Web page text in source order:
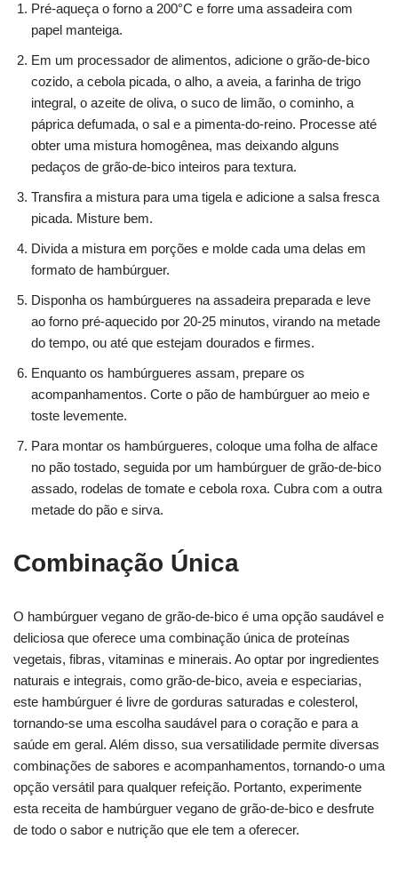
Pré-aqueça o forno a 200°C e forre uma assadeira com
papel manteiga.
Em um processador de alimentos, adicione o grão-de-bico
cozido, a cebola picada, o alho, a aveia, a farinha de trigo
integral, o azeite de oliva, o suco de limão, o cominho, a
páprica defumada, o sal e a pimenta-do-reino. Processe até
obter uma mistura homogênea, mas deixando alguns
pedaços de grão-de-bico inteiros para textura.
Transfira a mistura para uma tigela e adicione a salsa fresca
picada. Misture bem.
Divida a mistura em porções e molde cada uma delas em
formato de hambúrguer.
Disponha os hambúrgueres na assadeira preparada e leve
ao forno pré-aquecido por 20-25 minutos, virando na metade
do tempo, ou até que estejam dourados e firmes.
Enquanto os hambúrgueres assam, prepare os
acompanhamentos. Corte o pão de hambúrguer ao meio e
toste levemente.
Para montar os hambúrgueres, coloque uma folha de alface
no pão tostado, seguida por um hambúrguer de grão-de-bico
assado, rodelas de tomate e cebola roxa. Cubra com a outra
metade do pão e sirva.
Combinação Única
O hambúrguer vegano de grão-de-bico é uma opção saudável e
deliciosa que oferece uma combinação única de proteínas
vegetais, fibras, vitaminas e minerais. Ao optar por ingredientes
naturais e integrais, como grão-de-bico, aveia e especiarias,
este hambúrguer é livre de gorduras saturadas e colesterol,
tornando-se uma escolha saudável para o coração e para a
saúde em geral. Além disso, sua versatilidade permite diversas
combinações de sabores e acompanhamentos, tornando-o uma
opção versátil para qualquer refeição. Portanto, experimente
esta receita de hambúrguer vegano de grão-de-bico e desfrute
de todo o sabor e nutrição que ele tem a oferecer.